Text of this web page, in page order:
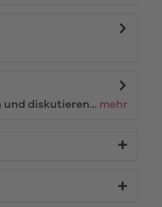
und diskutieren... mehr